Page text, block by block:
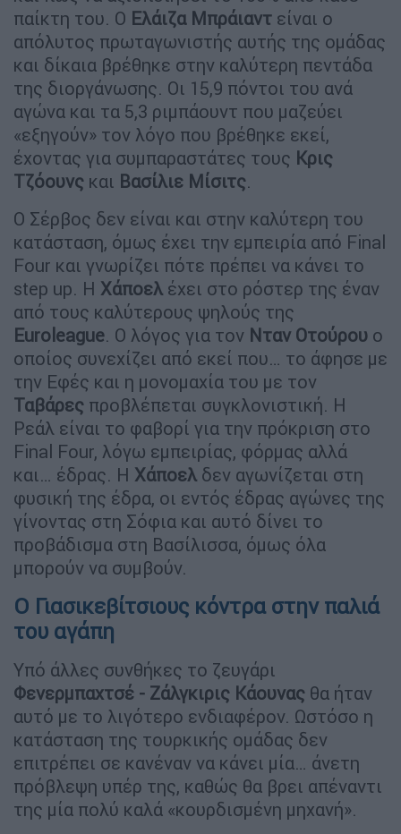
παίκτη του. Ο Ελάιζα Μπράιαντ είναι ο
απόλυτος πρωταγωνιστής αυτής της ομάδας
και δίκαια βρέθηκε στην καλύτερη πεντάδα
της διοργάνωσης. Οι 15,9 πόντοι του ανά
αγώνα και τα 5,3 ριμπάουντ που μαζεύει
«εξηγούν» τον λόγο που βρέθηκε εκεί,
έχοντας για συμπαραστάτες τους Κρις
Τζόουνς και Βασίλιε Μίσιτς.
Ο Σέρβος δεν είναι και στην καλύτερη του
κατάσταση, όμως έχει την εμπειρία από Final
Four και γνωρίζει πότε πρέπει να κάνει το
step up. Η Χάποελ έχει στο ρόστερ της έναν
από τους καλύτερους ψηλούς της
Euroleague. Ο λόγος για τον Νταν Οτούρου ο
οποίος συνεχίζει από εκεί που… το άφησε με
την Εφές και η μονομαχία του με τον
Ταβάρες προβλέπεται συγκλονιστική. Η
Ρεάλ είναι το φαβορί για την πρόκριση στο
Final Four, λόγω εμπειρίας, φόρμας αλλά
και… έδρας. Η Χάποελ δεν αγωνίζεται στη
φυσική της έδρα, οι εντός έδρας αγώνες της
γίνοντας στη Σόφια και αυτό δίνει το
προβάδισμα στη Βασίλισσα, όμως όλα
μπορούν να συμβούν.
Ο Γιασικεβίτσιους κόντρα στην παλιά
του αγάπη
Υπό άλλες συνθήκες το ζευγάρι
Φενερμπαχτσέ - Ζάλγκιρις Κάουνας θα ήταν
αυτό με το λιγότερο ενδιαφέρον. Ωστόσο η
κατάσταση της τουρκικής ομάδας δεν
επιτρέπει σε κανέναν να κάνει μία… άνετη
πρόβλεψη υπέρ της, καθώς θα βρει απέναντι
της μία πολύ καλά «κουρδισμένη μηχανή».